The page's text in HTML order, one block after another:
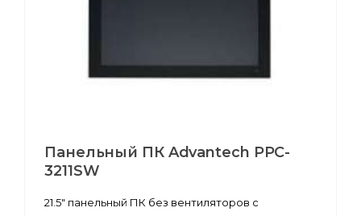
Панельный ПК Advantech PPC-
3211SW
21.5" панельный ПК без вентиляторов с